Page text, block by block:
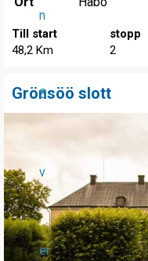
n
S
v
er
Till start
48,2 Km
stopp
2
Grönsöö slott